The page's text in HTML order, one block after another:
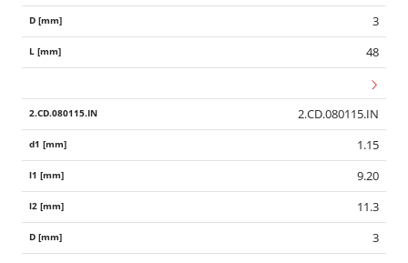
3
48
2.CD.080115.IN
1.15
9.20
11.3
3